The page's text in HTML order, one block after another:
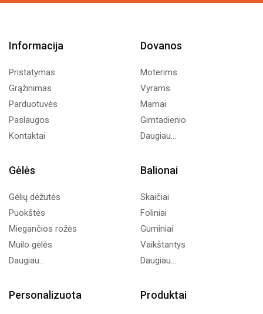
Informacija
Pristatymas
Grąžinimas
Parduotuvės
Paslaugos
Kontaktai
Dovanos
Moterims
Vyrams
Mamai
Gimtadienio
Daugiau...
Gėlės
Gėlių dėžutės
Puokštės
Miegančios rožės
Muilo gėlės
Daugiau...
Balionai
Skaičiai
Foliniai
Guminiai
Vaikštantys
Daugiau...
Personalizuota Produktai